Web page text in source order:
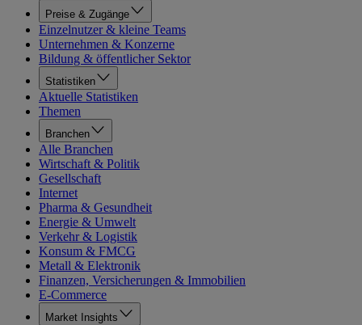
Preise & Zugänge
Einzelnutzer & kleine Teams
Unternehmen & Konzerne
Bildung & öffentlicher Sektor
Statistiken
Aktuelle Statistiken
Themen
Branchen
Alle Branchen
Wirtschaft & Politik
Gesellschaft
Internet
Pharma & Gesundheit
Energie & Umwelt
Verkehr & Logistik
Konsum & FMCG
Metall & Elektronik
Finanzen, Versicherungen & Immobilien
E-Commerce
Market Insights